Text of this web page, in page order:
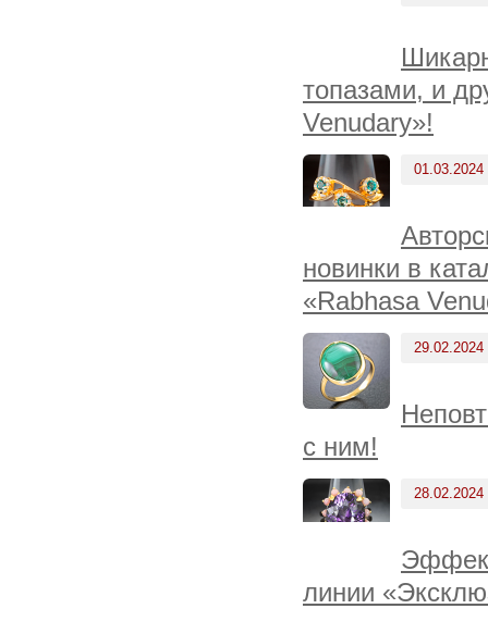
топазами, и
Venudary»!
01.03.2024
новинки в
«Rabhasa
29.02.2024
с ним!
28.02.2024
линии